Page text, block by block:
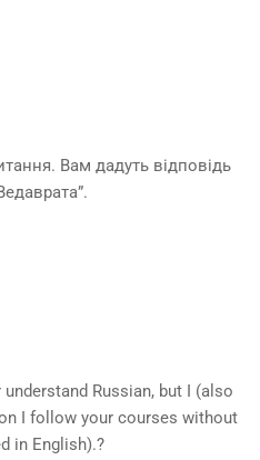
Вам дадуть відповідь
understand Russian, but I (also
I follow your courses without
in English).?